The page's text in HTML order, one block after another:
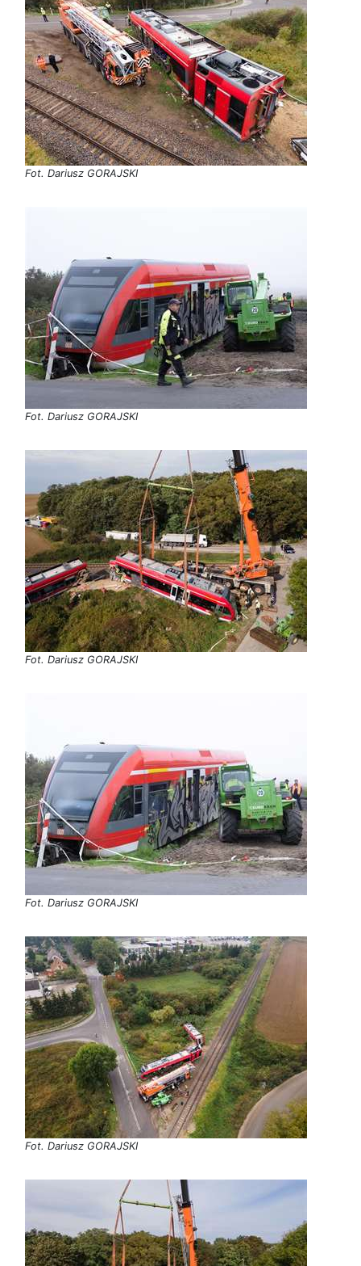
Fot. Dariusz GORAJSKI
Fot. Dariusz GORAJSKI
Fot. Dariusz GORAJSKI
Fot. Dariusz GORAJSKI
Fot. Dariusz GORAJSKI